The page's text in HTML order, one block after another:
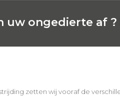
uw ongedierte af ?
zetten wij vooraf de